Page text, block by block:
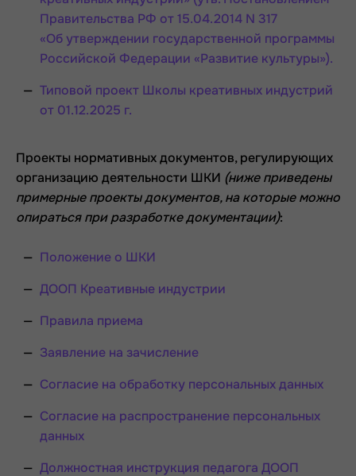
Правительства РФ от 15.04.2014 N 317
«Об утверждении государственной программы
Российской Федерации «Развитие культуры»).
Типовой проект Школы креативных индустрий
от 01.12.2025 г.
Проекты нормативных документов, регулирующих
организацию деятельности ШКИ (ниже приведены
примерные проекты документов, на которые можно
опираться при разработке документации):
Положение о ШКИ
ДООП Креативные индустрии
Правила приема
Заявление на зачисление
Согласие на обработку персональных данных
Согласие на распространение персональных
данных
Должностная инструкция педагога ДООП